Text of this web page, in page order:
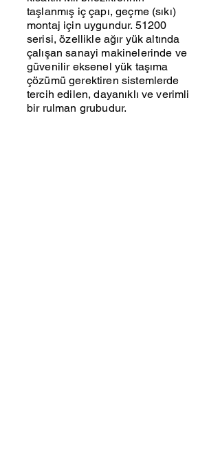
taşlanmış iç çapı, geçme (sıkı)
montaj için uygundur. 51200
serisi, özellikle ağır yük altında
çalışan sanayi makinelerinde ve
güvenilir eksenel yük taşıma
çözümü gerektiren sistemlerde
tercih edilen, dayanıklı ve verimli
bir rulman grubudur.